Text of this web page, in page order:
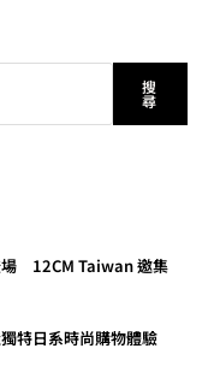
搜
尋
場 12CM Taiwan 邀集
特日系時尚購物體驗